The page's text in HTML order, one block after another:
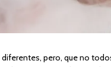
pero, que no